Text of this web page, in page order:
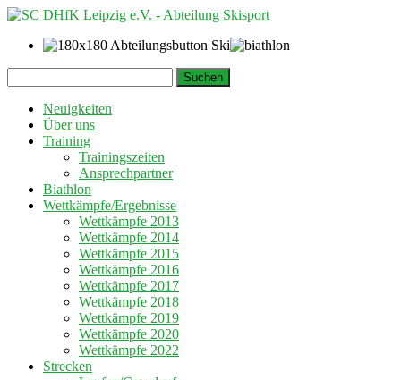
zum
Inhalt
nach:
Neuigkeiten
Über uns
Training
Trainingszeiten
Ansprechpartner
Biathlon
Wettkämpfe/Ergebnisse
Wettkämpfe 2013
Wettkämpfe 2014
Wettkämpfe 2015
Wettkämpfe 2016
Wettkämpfe 2017
Wettkämpfe 2018
Wettkämpfe 2019
Wettkämpfe 2020
Wettkämpfe 2022
Strecken